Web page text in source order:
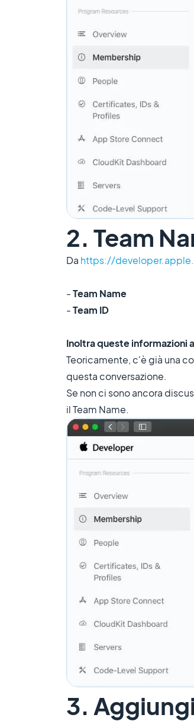
2. Team
Da https://
-Team Name
-Team ID
Inoltra queste informazioni
Teoricamente, c'è già una
questa conversazione.
Se non ci sono ancora
il Team Name.
3.